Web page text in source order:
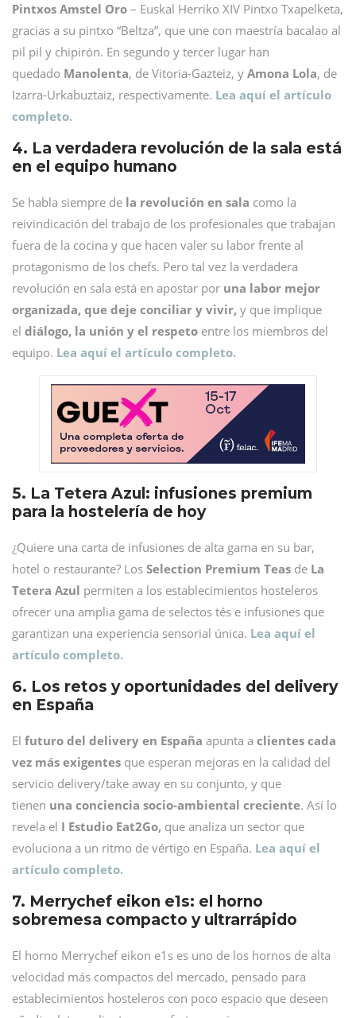
Pintxos Amstel Oro – Euskal Herriko XIV Pintxo Txapelketa,
gracias a su pintxo “Beltza”, que une con maestría bacalao al
pil pil y chipirón. En segundo y tercer lugar han
quedado Manolenta, de Vitoria-Gazteiz, y Amona Lola, de
Izarra-Urkabuztaiz, respectivamente. Lea aquí el artículo
completo.
4. La verdadera revolución de la sala está
en el equipo humano
Se habla siempre de la revolución en sala como la
reivindicación del trabajo de los profesionales que trabajan
fuera de la cocina y que hacen valer su labor frente al
protagonismo de los chefs. Pero tal vez la verdadera
revolución en sala está en apostar por una labor mejor
organizada, que deje conciliar y vivir, y que implique
el diálogo, la unión y el respeto entre los miembros del
equipo. Lea aquí el artículo completo.
5. La Tetera Azul: infusiones premium
para la hostelería de hoy
¿Quiere una carta de infusiones de alta gama en su bar,
hotel o restaurante? Los Selection Premium Teas de La
Tetera Azul permiten a los establecimientos hosteleros
ofrecer una amplia gama de selectos tés e infusiones que
garantizan una experiencia sensorial única. Lea aquí el
artículo completo.
6. Los retos y oportunidades del delivery
en España
El futuro del delivery en España apunta a clientes cada
vez más exigentes que esperan mejoras en la calidad del
servicio delivery/take away en su conjunto, y que
tienen una conciencia socio-ambiental creciente. Así lo
revela el I Estudio Eat2Go, que analiza un sector que
evoluciona a un ritmo de vértigo en España. Lea aquí el
artículo completo.
7. Merrychef eikon e1s: el horno
sobremesa compacto y ultrarrápido
El horno Merrychef eikon e1s es uno de los hornos de alta
velocidad más compactos del mercado, pensado para
establecimientos hosteleros con poco espacio que deseen